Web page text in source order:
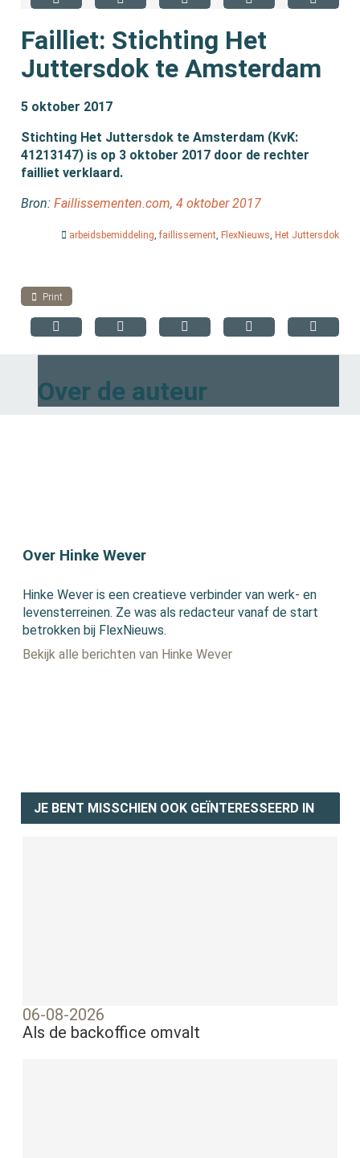
Failliet: Stichting Het
Juttersdok te Amsterdam
5 oktober 2017
Stichting Het Juttersdok te Amsterdam (KvK:
41213147) is op 3 oktober 2017 door de rechter
failliet verklaard.
Bron:Faillissementen.com, 4 oktober 2017
arbeidsbemiddeling,faillissement, FlexNieuws, Het Juttersdok
Print
Over de auteur
Over Hinke Wever
Hinke Wever is een creatieve verbinder van werk- en
levensterreinen. Ze was als redacteur vanaf de start
betrokken bij FlexNieuws.
Bekijk alle berichten van Hinke Wever
JE BENT MISSCHIEN OOK GEÏNTERESSEERD IN
06-08-2026
Als de backoffice omvalt